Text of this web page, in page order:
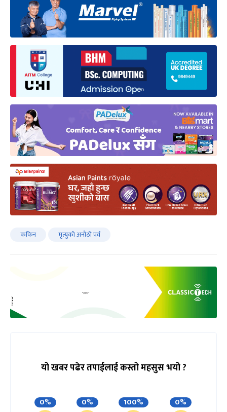
कफिन मृत्युको अनौठो पर्व
यो खबर पढेर तपाईलाई कस्तो महसुस भयो ?
0% 0% 100% 0%